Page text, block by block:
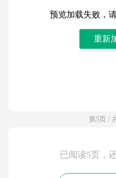
预览加载失败，
重新
第5页 /
已阅读5页，